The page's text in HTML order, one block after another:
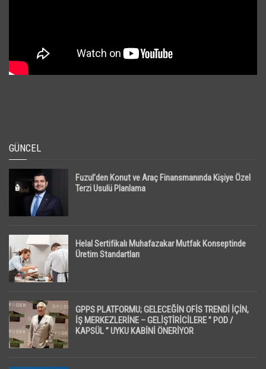
GÜNCEL
Fuzul’den Konut ve Araç Finansmanında Kişiye Özel
Terzi Usulü Planlama
Helal Sertifikalı Muhafazakar Mutfak Konseptinde
Üretim Standartları
GPPS PLATFORMU; GELECEĞİN OFİS TRENDİ İÇİN,
İŞ MERKEZLERİNE – GELİŞTİRİCİLERE ” POD /
KAPSÜL ” UYKU KABİNİ ÖNERİYOR